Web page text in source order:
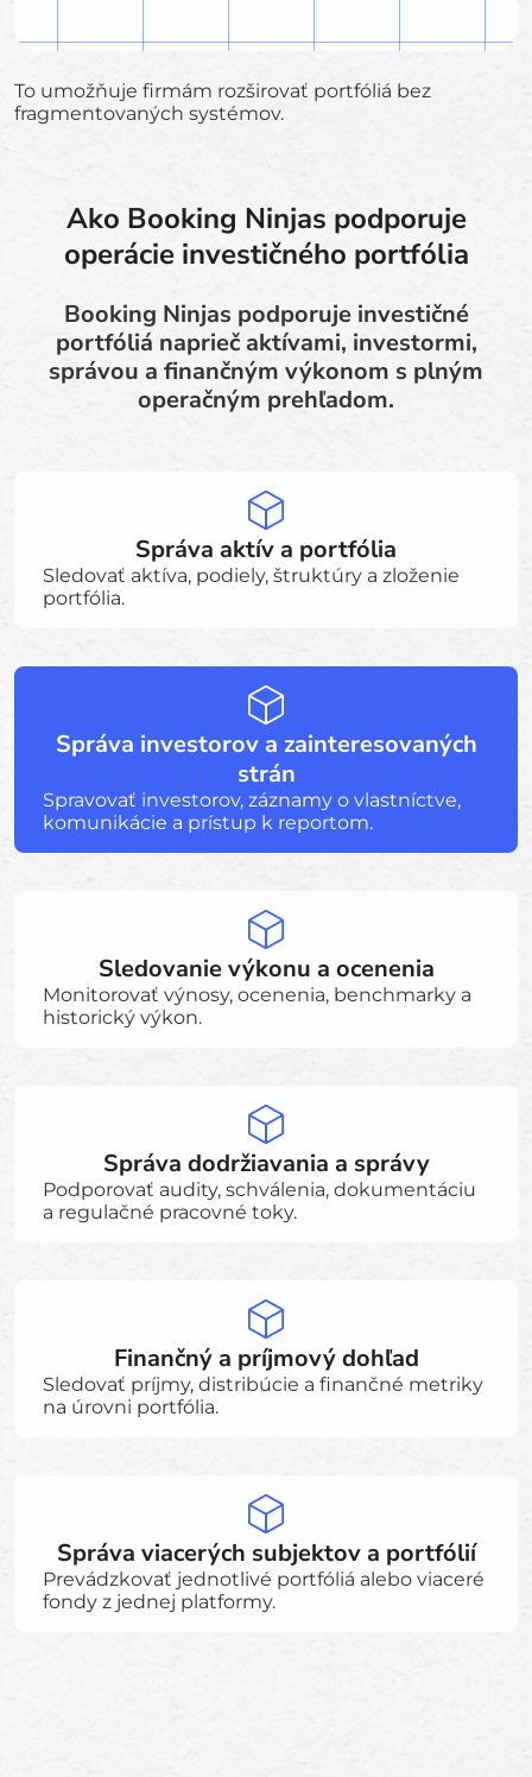
To umožňuje firmám rozširovať portfóliá bez
fragmentovaných systémov.
Ako Booking Ninjas podporuje
operácie investičného portfólia
Booking Ninjas podporuje investičné
portfóliá naprieč aktívami, investormi,
správou a finančným výkonom s plným
operačným prehľadom.
Správa aktív a portfólia
Sledovať aktíva, podiely, štruktúry a zloženie
portfólia.
Správa investorov a zainteresovaných
strán
Spravovať investorov, záznamy o vlastníctve,
komunikácie a prístup k reportom.
Sledovanie výkonu a ocenenia
Monitorovať výnosy, ocenenia, benchmarky a
historický výkon.
Správa dodržiavania a správy
Podporovať audity, schválenia, dokumentáciu
a regulačné pracovné toky.
Finančný a príjmový dohľad
Sledovať príjmy, distribúcie a finančné metriky
na úrovni portfólia.
Správa viacerých subjektov a portfólií
Prevádzkovať jednotlivé portfóliá alebo viaceré
fondy z jednej platformy.